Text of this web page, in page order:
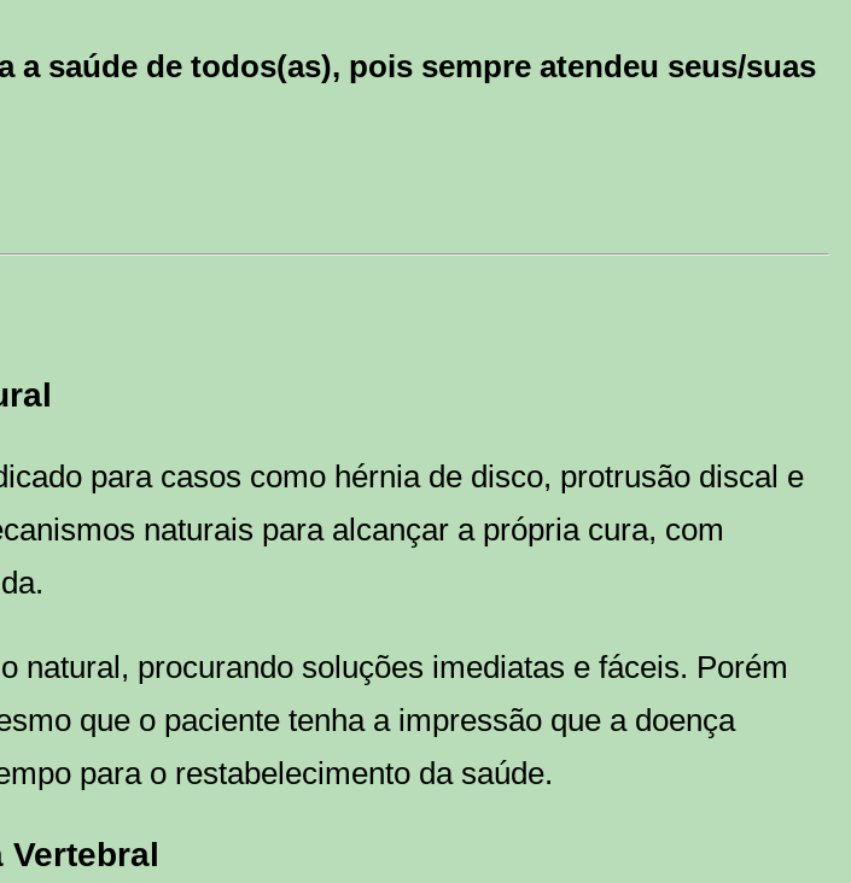
saúde de todos(as), pois sempre atendeu seus/suas
para casos como hérnia de disco, protrusão discal e
naturais para alcançar a própria cura, com
natural, procurando soluções imediatas e fáceis. Porém
que o paciente tenha a impressão que a doença
para o restabelecimento da saúde.
Vertebral